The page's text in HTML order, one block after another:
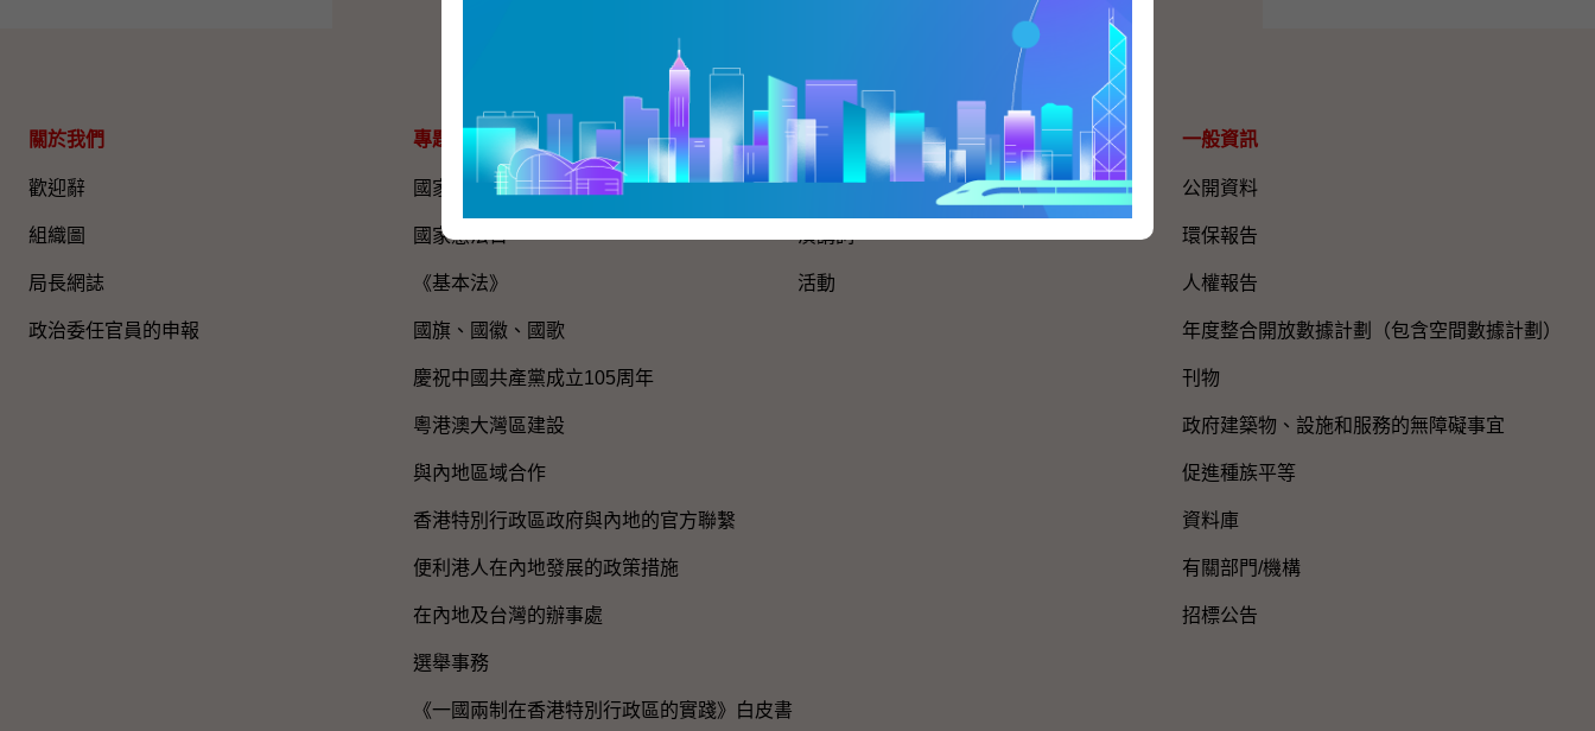
關於我們
歡迎辭
組織圖​
局長網誌
政治委任官員的申報
專題資料
國家五年規劃
國家憲法日
《基本法》
國旗、國徽、國歌
慶祝中國共產黨成立105周年
粵港澳大灣區建設
與內地區域合作
香港特別行政區政府與內地的官方聯繫
便利港人在內地發展的政策措施
在內地及台灣的辦事處
選舉事務
《一國兩制在香港特別行政區的實踐》白皮書
新聞公報及演講詞
新聞公報
演講詞
活動
一般資訊​
公開資料
環保報告
人權報告
年度整合開放數據計劃（包含空間數據計劃）
刊物
政府建築物、設施和服務的無障礙事宜
促進種族平等
資料庫
有關部門/機構
招標公告